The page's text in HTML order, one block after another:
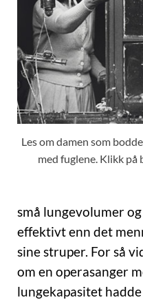
Les om damen som bodde
med fuglene. Klikk på
små lungevolumer
effektivt enn det
sine struper. For så
om en operasanger
lungekapasitet